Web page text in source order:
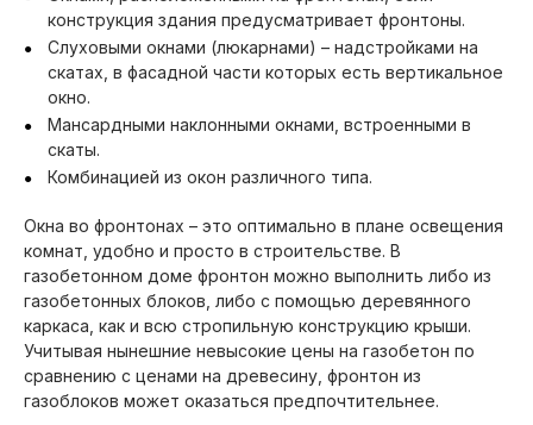
конструкция здания предусматривает фронтоны.
Слуховыми окнами (люкарнами) – надстройками на
скатах, в фасадной части которых есть вертикальное
окно.
Мансардными наклонными окнами, встроенными в
скаты.
Комбинацией из окон различного типа.
Окна во фронтонах – это оптимально в плане освещения
комнат, удобно и просто в строительстве. В
газобетонном доме фронтон можно выполнить либо из
газобетонных блоков, либо с помощью деревянного
каркаса, как и всю стропильную конструкцию крыши.
Учитывая нынешние невысокие цены на газобетон по
сравнению с ценами на древесину, фронтон из
газоблоков может оказаться предпочтительнее.